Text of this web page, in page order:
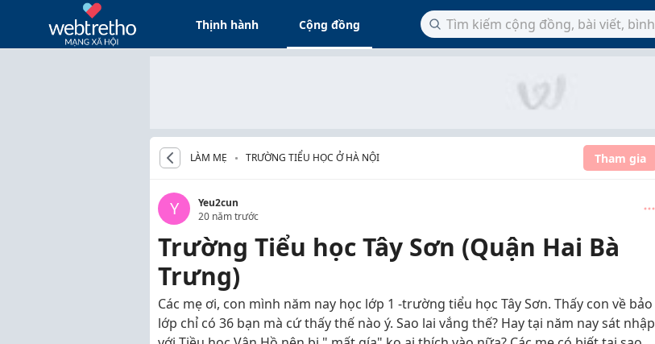
Thịnh hành Cộng đồng
LÀM MẸ TRƯỜNG TIỂU HỌC Ở HÀ NỘI Tham gia
Y
Yeu2cun
20 năm trước
Trường Tiểu học Tây Sơn (Quận Hai Bà
Trưng)
Các mẹ ơi, con mình năm nay học lớp 1 -trường tiểu học Tây Sơn. Thấy con về bảo
lớp chỉ có 36 bạn mà cứ thấy thế nào ý. Sao lai vắng thế? Hay tại năm nay sát nhập